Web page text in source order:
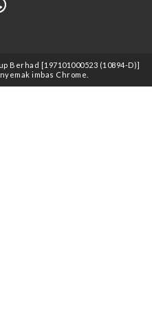
Berhad [197101000523 (10894-D)]
imbas Chrome.